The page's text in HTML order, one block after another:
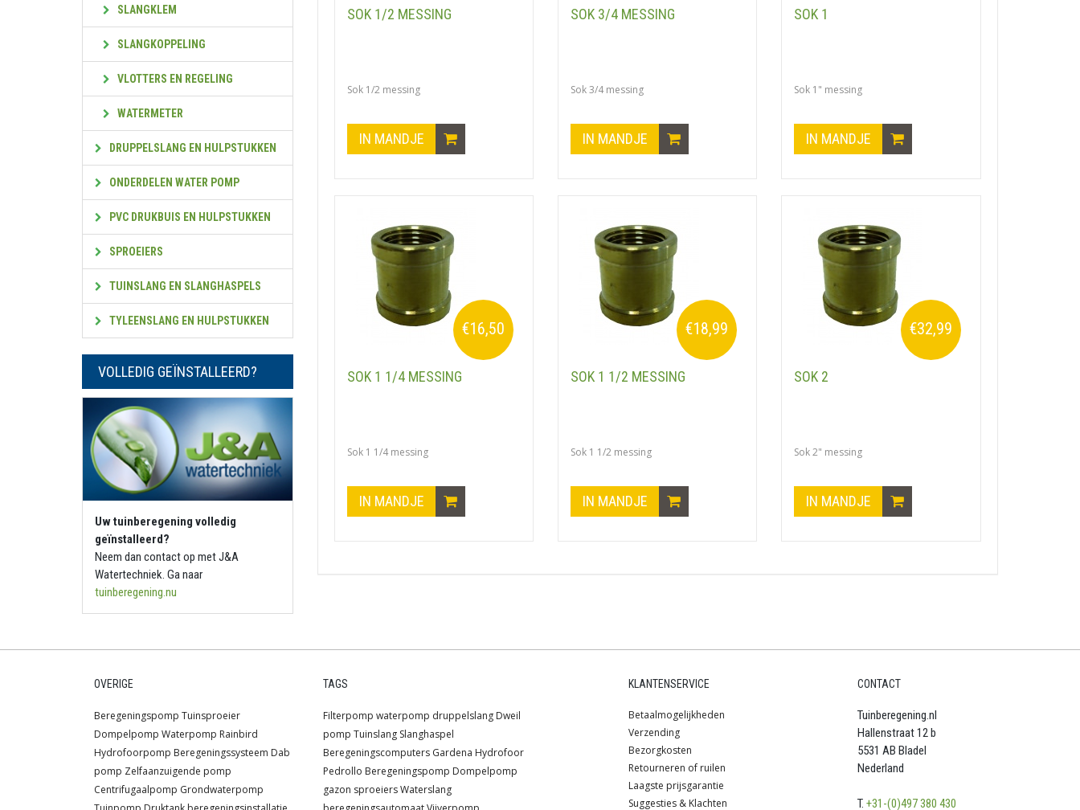
SLANGKLEM
SLANGKOPPELING
VLOTTERS EN REGELING
WATERMETER
DRUPPELSLANG EN HULPSTUKKEN
ONDERDELEN WATER POMP
PVC DRUKBUIS EN HULPSTUKKEN
SPROEIERS
TUINSLANG EN SLANGHASPELS
TYLEENSLANG EN HULPSTUKKEN
VOLLEDIG GEÏNSTALLEERD?
Uw tuinberegening volledig
geïnstalleerd?
Neem dan contact op met J&A
Watertechniek. Ga naar
tuinberegening.nu
SOK 1/2 MESSING
Sok 1/2 messing
IN MANDJE
SOK 3/4 MESSING
Sok 3/4 messing
IN MANDJE
SOK 1
Sok 1" messing
IN MANDJE
€16,50
SOK 1 1/4 MESSING
Sok 1 1/4 messing
IN MANDJE
€18,99
SOK 1 1/2 MESSING
Sok 1 1/2 messing
IN MANDJE
€32,99
SOK 2
Sok 2" messing
IN MANDJE
OVERIGE
Beregeningspomp Tuinsproeier
Dompelpomp Waterpomp Rainbird
Hydrofoorpomp Beregeningssysteem Dab
pomp Zelfaanzuigende pomp
Centrifugaalpomp Grondwaterpomp
TAGS
Filterpomp waterpomp druppelslang Dweil
pomp Tuinslang Slanghaspel
Beregeningscomputers Gardena Hydrofoor
Pedrollo Beregeningspomp Dompelpomp
gazon sproeiersWaterslang
KLANTENSERVICE
Betaalmogelijkheden
Verzending
Bezorgkosten
Retourneren of ruilen
Laagste prijsgarantie
Suggesties & Klachten
CONTACT
Tuinberegening.nl
Hallenstraat 12 b
5531 AB Bladel
Nederland
T. +31-(0)497 380 430